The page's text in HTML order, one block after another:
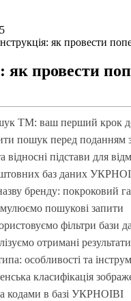
як провести
як провести
ТМ: ваш перший крок
пошук перед поданням
відносні підстави для
баз даних
бренду: покроковий
пошукові запити
фільтри бази
отримані результати
особливості та
класифікація
кодами в базі УКРНОІВІ